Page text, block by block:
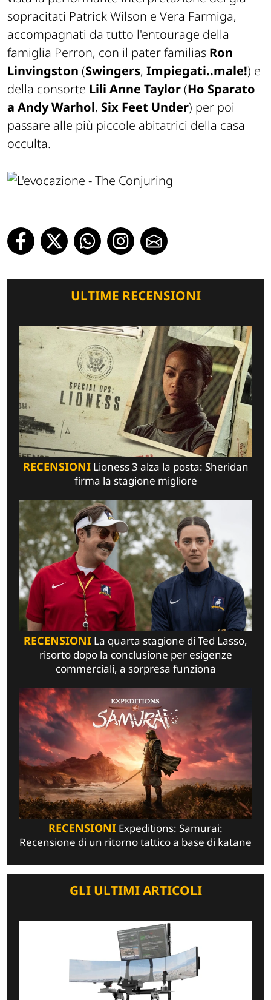
sopracitati Patrick Wilson e Vera Farmiga,
accompagnati da tutto l'entourage della
famiglia Perron, con il pater familias Ron
Linvingston (Swingers, Impiegati..male!) e
della consorte Lili Anne Taylor(Ho Sparato
a Andy Warhol, Six Feet Under) per poi
passare alle più piccole abitatrici della casa
occulta.
ULTIME RECENSIONI
RECENSIONILioness 3 alza la posta: Sheridan
firma la stagione migliore
RECENSIONI La quarta stagione di Ted Lasso,
risorto dopo la conclusione per esigenze
commerciali, a sorpresa funziona
RECENSIONI Expeditions: Samurai:
Recensione di un ritorno tattico a base di katane
GLI ULTIMI ARTICOLI